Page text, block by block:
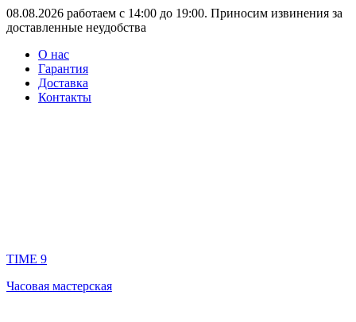
08.08.2026 работаем с 14:00 до 19:00. Приносим извинения за
доставленные неудобства
О нас
Гарантия
Доставка
Контакты
TIME 9
Часовая мастерская